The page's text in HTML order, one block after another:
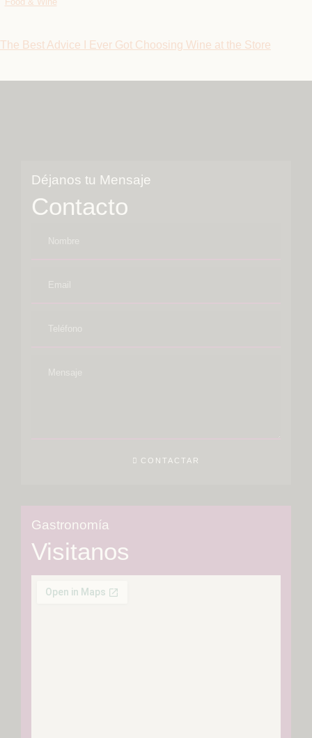
The Best Advice I Ever Got Choosing Wine at the Store
Déjanos tu Mensaje
Contacto
CONTACTAR
Gastronomía
Visitanos